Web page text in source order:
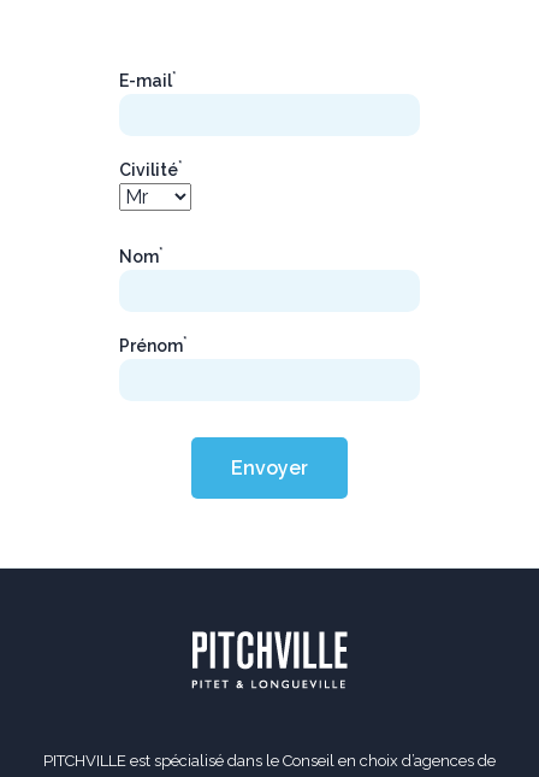
E-mail*
Civilité*
Nom*
Prénom*
Envoyer
PITCHVILLE est spécialisé dans le Conseil en choix d’agences de